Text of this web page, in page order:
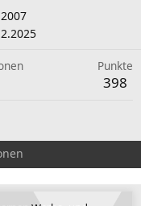
Punkte
398